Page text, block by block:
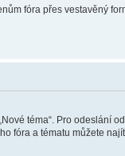
fóra přes vestavěný
téma“. Pro odeslání
fóra a tématu můžete